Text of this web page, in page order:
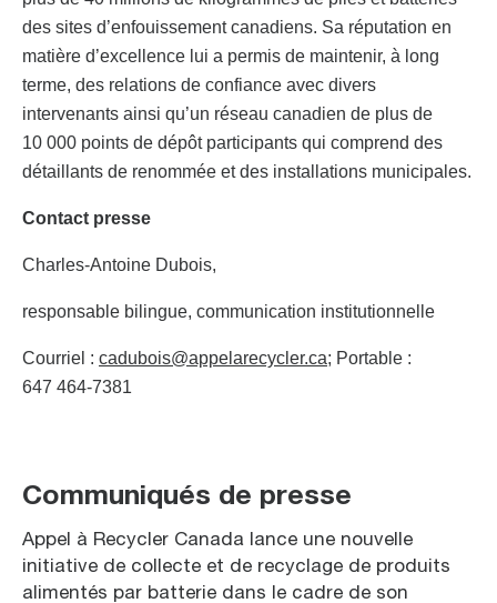
des sites d’enfouissement canadiens. Sa réputation en
matière d’excellence lui a permis de maintenir, à long
terme, des relations de confiance avec divers
intervenants ainsi qu’un réseau canadien de plus de
10 000 points de dépôt participants qui comprend des
détaillants de renommée et des installations municipales.
Contact presse
Charles-Antoine Dubois,
responsable bilingue, communication institutionnelle
Courriel : cadubois@appelarecycler.ca; Portable :
647 464-7381
Communiqués de presse
Appel à Recycler Canada lance une nouvelle
initiative de collecte et de recyclage de produits
alimentés par batterie dans le cadre de son